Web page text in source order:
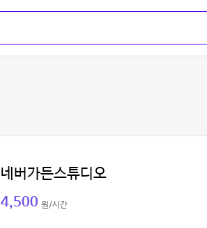
네버가든스튜디오
4,500 원/시간